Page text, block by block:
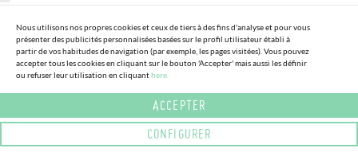
Estas cookies nos permiten ofrecerle una experiencia en el sitio
adaptada a su navegación (recomendaciones de producto
personalizadas, énfasis en categorías frecuentemente
consultadas, etc).Al activar esta cookie, nos ayuda a mejorar aún
más su experiencia.
Publicitarias
Estas cookies permiten a nuestros socios publicitarios enviarle
Nous utilisons nos propres cookies et ceux de tiers à des fins d'analyse et pour vous
présenter des publicités personnalisées basées sur le profil utilisateur établi à
partir de vos habitudes de navigation (par exemple, les pages visitées). Vous pouvez
accepter tous les cookies en cliquant sur le bouton 'Accepter' mais aussi les définir
ou refuser leur utilisation en cliquanthere.
ACCEPTER
CONFIGURER